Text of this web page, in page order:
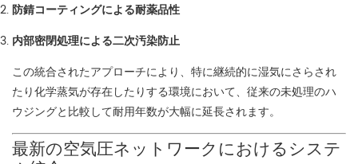
防錆コーティングによる耐薬品性
内部密閉処理による二次汚染防止
この統合されたアプローチにより、特に継続的に湿気にさらされ
たり化学蒸気が存在したりする環境において、従来の未処理のハ
ウジングと比較して耐用年数が大幅に延長されます。
最新の空気圧ネットワークにおけるシステ